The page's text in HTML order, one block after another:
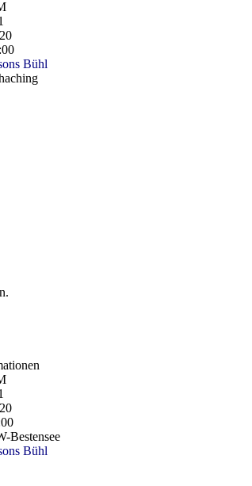
Bühl
Bestensee
Bühl